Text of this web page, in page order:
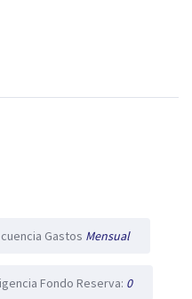
Gastos Mensual
Fondo Reserva: 0